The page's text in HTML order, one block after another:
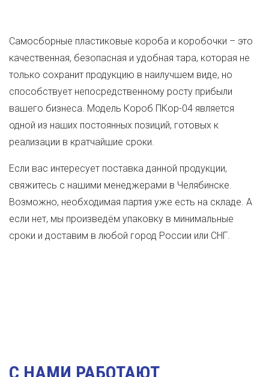
Самосборные пластиковые короба и коробочки – это
качественная, безопасная и удобная тара, которая не
только сохранит продукцию в наилучшем виде, но
способствует непосредственному росту прибыли
вашего бизнеса. Модель Короб ПКор-04 является
одной из наших постоянных позиций, готовых к
реализации в кратчайшие сроки.
Если вас интересует поставка данной продукции,
свяжитесь с нашими менеджерами в Челябинске.
Возможно, необходимая партия уже есть на складе. А
если нет, мы произведём упаковку в минимальные
сроки и доставим в любой город России или СНГ.
C НАМИ РАБОТАЮТ